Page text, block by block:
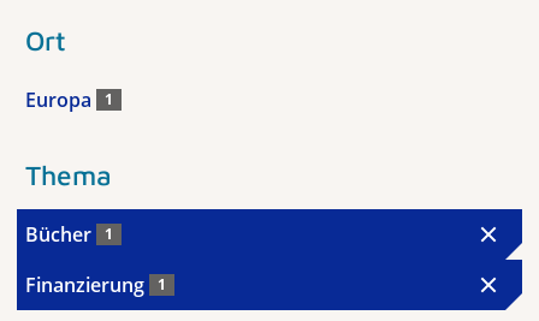
Ort
Europa 1
Thema
Bücher 1
Finanzierung 1